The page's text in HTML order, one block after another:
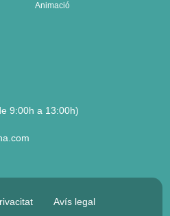
Animació
9:00h a 13:00h)
Avís legal